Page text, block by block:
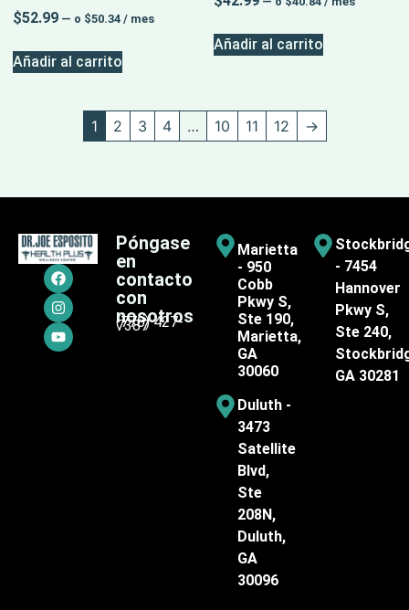
$52.99 — o $50.34 / mes
Añadir al carrito
Añadir al carrito
1 2 3 4 … 10 11 12 →
Póngase
en
contacto
con
nosotros
(770) 427-
7387
Marietta
- 950
Cobb
Pkwy S,
Ste 190,
Marietta,
GA
30060
Duluth -
3473
Satellite
Blvd,
Ste
208N,
Duluth,
GA
30096
- 7454
Hannover
Pkwy S,
Ste 240,
GA 30281